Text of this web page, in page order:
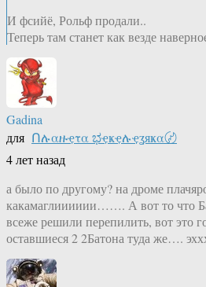
И фсийё, Рольф продали..
Теперь там станет как везде
Gadina
для Ոሉαዙҿτα ಭҿҝҿሉҿʓяҝα〄
4 лет назад
а было по другому? на дроме
какамаглииииии……. А вот то что
всеже решили перепилить, вот это
оставшиеся 2 2Батона туда же….